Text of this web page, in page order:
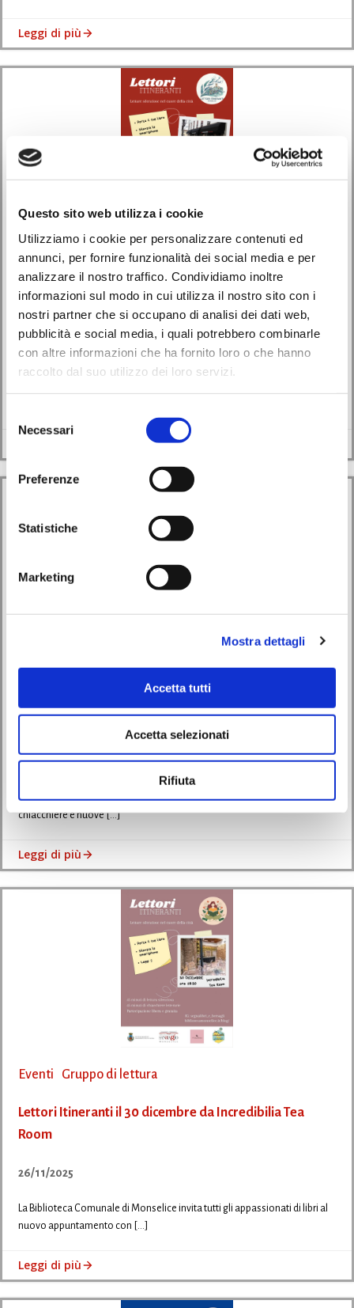
Questo sito web utilizza i cookie
Utilizziamo i cookie per personalizzare contenuti ed
annunci, per fornire funzionalità dei social media e per
analizzare il nostro traffico. Condividiamo inoltre
informazioni sul modo in cui utilizza il nostro sito con i
nostri partner che si occupano di analisi dei dati web,
pubblicità e social media, i quali potrebbero combinarle
con altre informazioni che ha fornito loro o che hanno
raccolto dal suo utilizzo dei loro servizi.
delNecessari
Preferenze
Statistiche
Marketing
Mostra dettagli
Accetta tutti
Accetta selezionati
Rifiuta
Leggi di più
Avvisi Eventi
“Lettori Itineranti”, la lettura condivisa nel cuore della
città
09/05/2026
Avvisi Eventi
04/05/2026
Se avete voglia di passare una serata diversa dal solito, tra libri,
chiacchiere e nuove […]
Leggi di più
Eventi Gruppo di lettura
Lettori Itineranti il 30 dicembre da Incredibilia Tea
Room
26/11/2025
La Biblioteca Comunale di Monselice invita tutti gli appassionati di libri al
nuovo appuntamento con […]
Leggi di più